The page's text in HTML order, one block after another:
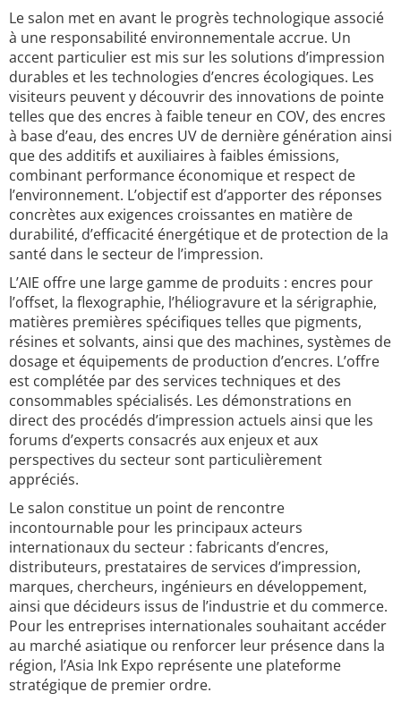
Le salon met en avant le progrès technologique associé
à une responsabilité environnementale accrue. Un
accent particulier est mis sur les solutions d’impression
durables et les technologies d’encres écologiques. Les
visiteurs peuvent y découvrir des innovations de pointe
telles que des encres à faible teneur en COV, des encres
à base d’eau, des encres UV de dernière génération ainsi
que des additifs et auxiliaires à faibles émissions,
combinant performance économique et respect de
l’environnement. L’objectif est d’apporter des réponses
concrètes aux exigences croissantes en matière de
durabilité, d’efficacité énergétique et de protection de la
santé dans le secteur de l’impression.
L’AIE offre une large gamme de produits : encres pour
l’offset, la flexographie, l’héliogravure et la sérigraphie,
matières premières spécifiques telles que pigments,
résines et solvants, ainsi que des machines, systèmes de
dosage et équipements de production d’encres. L’offre
est complétée par des services techniques et des
consommables spécialisés. Les démonstrations en
direct des procédés d’impression actuels ainsi que les
forums d’experts consacrés aux enjeux et aux
perspectives du secteur sont particulièrement
appréciés.
Le salon constitue un point de rencontre
incontournable pour les principaux acteurs
internationaux du secteur : fabricants d’encres,
distributeurs, prestataires de services d’impression,
marques, chercheurs, ingénieurs en développement,
ainsi que décideurs issus de l’industrie et du commerce.
Pour les entreprises internationales souhaitant accéder
au marché asiatique ou renforcer leur présence dans la
région, l’Asia Ink Expo représente une plateforme
stratégique de premier ordre.